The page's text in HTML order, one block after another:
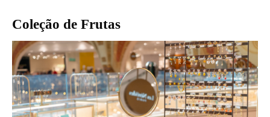
Coleção de Frutas